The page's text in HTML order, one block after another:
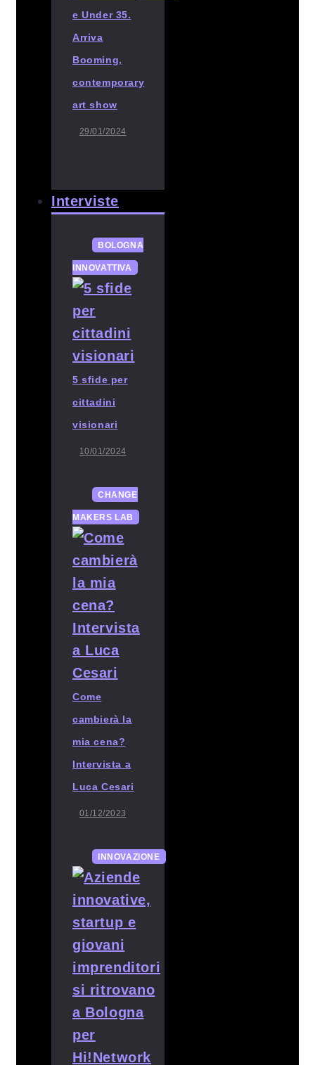
e Under 35.
Arriva
Booming,
contemporary
art show
29/01/2024
Interviste
BOLOGNA
INNOVATTIVA
5 sfide per
cittadini
visionari
10/01/2024
CHANGE
MAKERS LAB
Come
cambierà la
mia cena?
Intervista a
Luca Cesari
01/12/2023
INNOVAZIONE